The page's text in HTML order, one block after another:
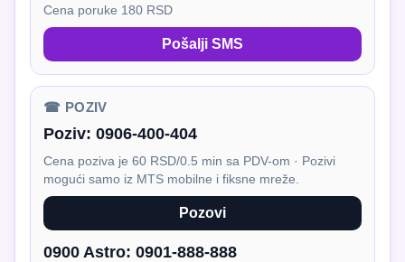
Cena poruke 180 RSD
Pošalji SMS
☎ POZIV
Poziv: 0906-400-404
Cena poziva je 60 RSD/0.5 min sa PDV-om · Pozivi
mogući samo iz MTS mobilne i fiksne mreže.
Pozovi
0900 Astro: 0901-888-888